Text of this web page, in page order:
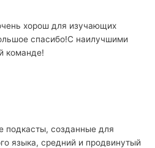
хорош для изучающих
спасибо!С наилучшими
команде!
подкасты, созданные для
языка, средний и продвинутый